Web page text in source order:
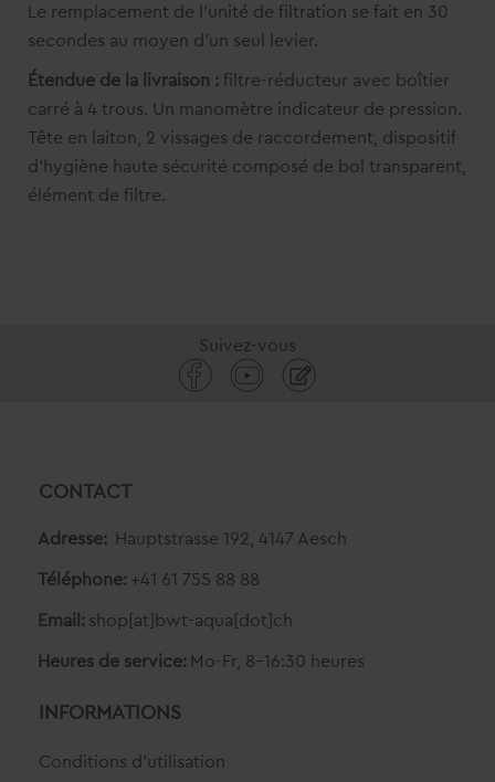
Le remplacement de l'unité de filtration se fait en 30
secondes au moyen d'un seul levier.
Étendue de la livraison : filtre-​réducteur avec boîtier
carré à 4 trous. Un manomètre indicateur de pression.
Tête en laiton, 2 vissages de raccordement, dispositif
d'hygiène haute sécurité composé de bol transparent,
élément de filtre.
Suivez-vous
CONTACT
Adresse: Hauptstrasse 192, 4147 Aesch
Téléphone: +41 61 755 88 88
Email: shop[at]bwt-aqua[dot]ch
Heures de service: Mo-Fr, 8-16:30 heures
INFORMATIONS
Conditions d'utilisation